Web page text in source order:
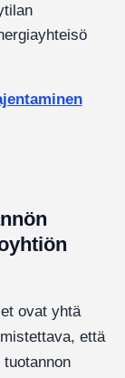
ovat yhtä
että